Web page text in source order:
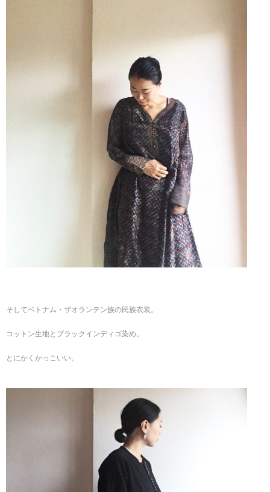
そしてベトナム・ザオランテン族の民族衣装。
コットン生地とブラックインディゴ染め。
とにかくかっこいい。